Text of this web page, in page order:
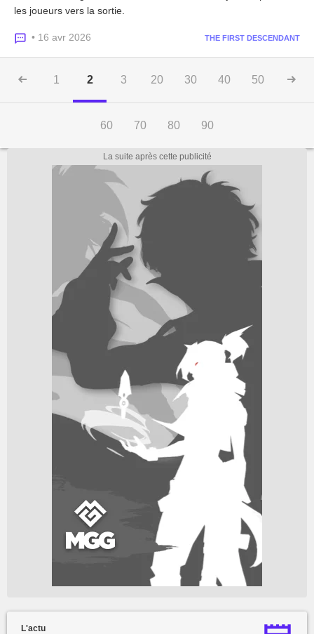
les joueurs vers la sortie.
• 16 avr 2026 THE FIRST DESCENDANT
1 2 3 20 30 40 50
60 70 80 90
L'actu